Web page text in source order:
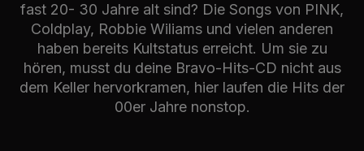
fast 20- 30 Jahre alt sind? Die Songs von PINK,
Coldplay, Robbie Wiliams und vielen anderen
haben bereits Kultstatus erreicht. Um sie zu
hören, musst du deine Bravo-Hits-CD nicht aus
dem Keller hervorkramen, hier laufen die Hits der
00er Jahre nonstop.